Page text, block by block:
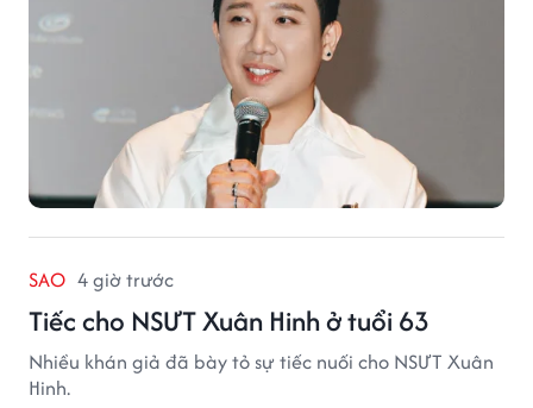
SAO 4 giờ trước
Tiếc cho NSƯT Xuân Hinh ở tuổi 63
Nhiều khán giả đã bày tỏ sự tiếc nuối cho NSƯT Xuân
Hinh.